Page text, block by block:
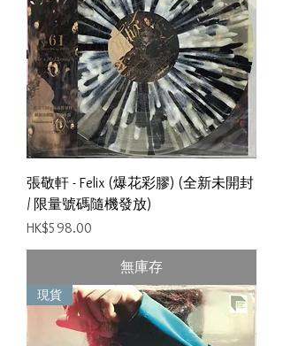
張敬軒 - Felix (爆花彩膠) (全新未開封
/ 限量號碼隨機發放)
價格
HK$598.00
無庫存
現貨